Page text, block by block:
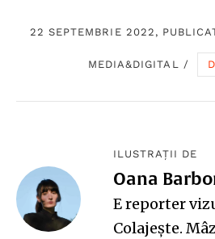
22 SEPTEMBRIE 2022,
MEDIA&DIGITAL /
ILUSTRAȚII DE
Oana
E reporter
Colajește.